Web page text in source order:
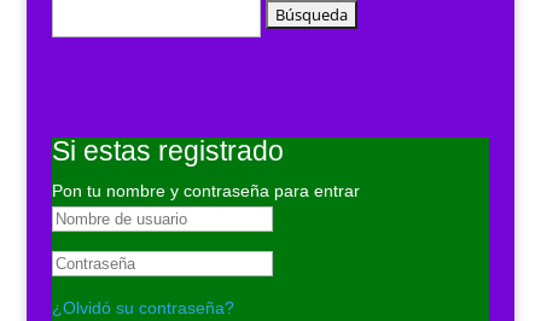
Si estas registrado
Pon tu nombre y contraseña para entrar
¿Olvidó su contraseña?